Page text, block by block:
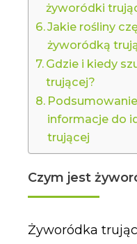
żyworódki
Jakie rośliny
żyworódką
Gdzie i kiedy
trującej?
informacje do
trującej
Czym jest
Żyworódka